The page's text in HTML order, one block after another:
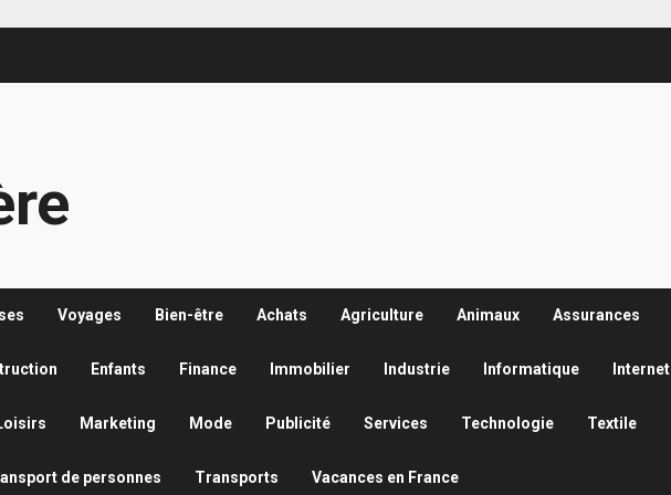
Voyages Bien-être Achats Agriculture Animaux Assurances
Enfants Finance Immobilier Industrie Informatique Internet
Marketing Mode Publicité Services Technologie Textile
de personnes Transports Vacances en France